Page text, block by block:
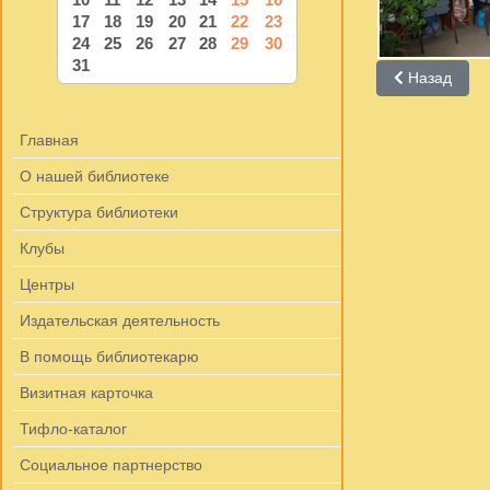
17
18 19 20 21 22
23
24
25 26 27 28 29
30
31
Главная
О нашей библиотеке
Структура библиотеки
Клубы
Центры
Издательская деятельность
В помощь библиотекарю
Визитная карточка
Тифло-каталог
Социальное партнерство
Предыдущий:
Назад